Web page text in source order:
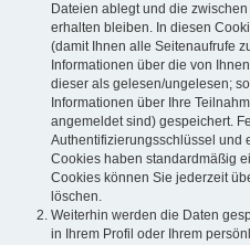
Dateien ablegt und die
erhalten bleiben. In diesen
(damit Ihnen alle Seitenaufrufe
Informationen über die von
dieser als gelesen/ungelesen;
Informationen über Ihre
angemeldet sind) gespeichert.
Authentifizierungsschlüssel und
Cookies haben standardmäßig
Cookies können Sie jederzeit
löschen.
Weiterhin werden die Daten
in Ihrem Profil oder Ihrem